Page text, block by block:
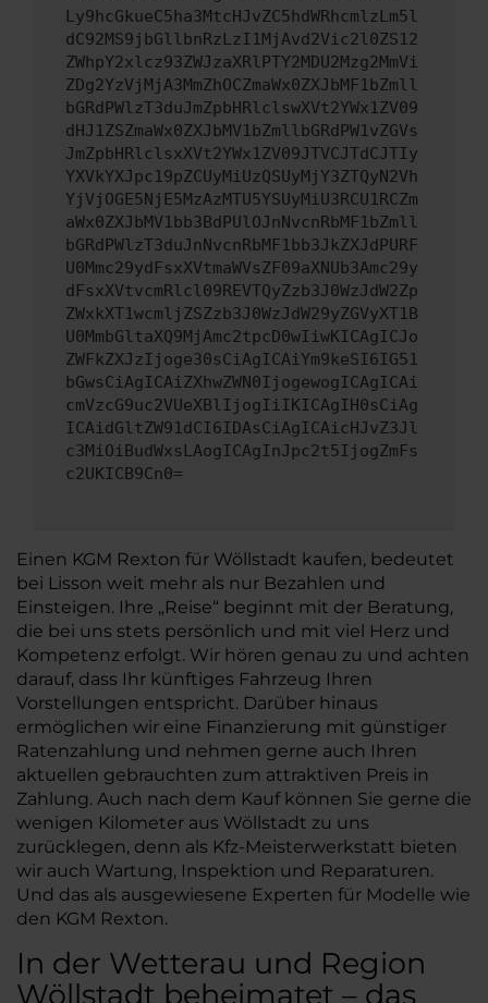
Ly9hcGkueC5ha3MtcHJvZC5hdWRhcmlzLm5l
dC92MS9jbGllbnRzLzI1MjAvd2Vic2l0ZS12
ZWhpY2xlcz93ZWJzaXRlPTY2MDU2Mzg2MmVi
ZDg2YzVjMjA3MmZhOCZmaWx0ZXJbMF1bZmll
bGRdPWlzT3duJmZpbHRlclswXVt2YWx1ZV09
dHJ1ZSZmaWx0ZXJbMV1bZmllbGRdPW1vZGVs
JmZpbHRlclsxXVt2YWx1ZV09JTVCJTdCJTIy
YXVkYXJpc19pZCUyMiUzQSUyMjY3ZTQyN2Vh
YjVjOGE5NjE5MzAzMTU5YSUyMiU3RCU1RCZm
aWx0ZXJbMV1bb3BdPUlOJnNvcnRbMF1bZmll
bGRdPWlzT3duJnNvcnRbMF1bb3JkZXJdPURF
U0Mmc29ydFsxXVtmaWVsZF09aXNUb3Amc29y
dFsxXVtvcmRlcl09REVTQyZzb3J0WzJdW2Zp
ZWxkXT1wcmljZSZzb3J0WzJdW29yZGVyXT1B
U0MmbGltaXQ9MjAmc2tpcD0wIiwKICAgICJo
ZWFkZXJzIjoge30sCiAgICAiYm9keSI6IG51
bGwsCiAgICAiZXhwZWN0IjogewogICAgICAi
cmVzcG9uc2VUeXBlIjogIiIKICAgIH0sCiAg
ICAidGltZW91dCI6IDAsCiAgICAicHJvZ3Jl
c3MiOiBudWxsLAogICAgInJpc2t5IjogZmFs
c2UKICB9Cn0=
Einen KGM Rexton für Wöllstadt kaufen, bedeutet
bei Lisson weit mehr als nur Bezahlen und
Einsteigen. Ihre „Reise“ beginnt mit der Beratung,
die bei uns stets persönlich und mit viel Herz und
Kompetenz erfolgt. Wir hören genau zu und achten
darauf, dass Ihr künftiges Fahrzeug Ihren
Vorstellungen entspricht. Darüber hinaus
ermöglichen wir eine Finanzierung mit günstiger
Ratenzahlung und nehmen gerne auch Ihren
aktuellen gebrauchten zum attraktiven Preis in
Zahlung. Auch nach dem Kauf können Sie gerne die
wenigen Kilometer aus Wöllstadt zu uns
zurücklegen, denn als Kfz-Meisterwerkstatt bieten
wir auch Wartung, Inspektion und Reparaturen.
Und das als ausgewiesene Experten für Modelle wie
den KGM Rexton.
In der Wetterau und Region
Wöllstadt beheimatet – das